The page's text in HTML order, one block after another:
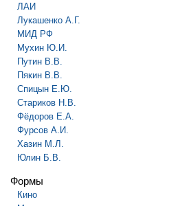
ЛАИ
Лукашенко А.Г.
МИД РФ
Мухин Ю.И.
Путин В.В.
Пякин В.В.
Спицын Е.Ю.
Стариков Н.В.
Фёдоров Е.А.
Фурсов А.И.
Хазин М.Л.
Юлин Б.В.
Формы
Кино